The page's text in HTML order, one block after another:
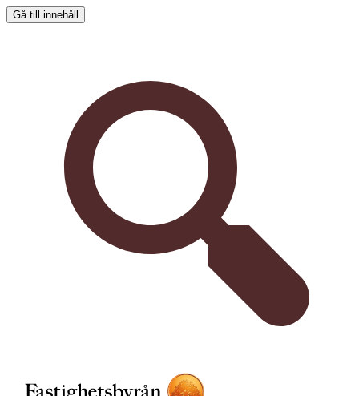
Gå till innehåll